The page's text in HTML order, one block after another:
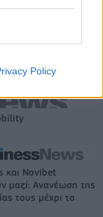
Policy
και Novibet
μαζί: Ανανέωση της
τους μέχρι το